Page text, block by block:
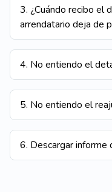
3. ¿Cuándo recibo el
arrendatario deja de
4. No entiendo el
5. No entiendo el
6. Descargar informe